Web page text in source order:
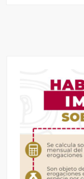
de
US$
millones